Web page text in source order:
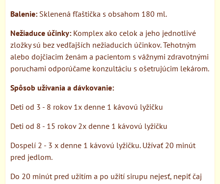
Balenie: Sklenená fľaštička s obsahom 180 ml.
Nežiaduce účinky: Komplex ako celok a jeho jednotlivé
zložky sú bez vedľajších nežiaducich účinkov. Tehotným
alebo dojčiacim ženám a pacientom s vážnymi zdravotnými
poruchami odporúčame konzultáciu s ošetrujúcim lekárom.
Spôsob užívania a dávkovanie:
Deti od 3 - 8 rokov 1x denne 1 kávovú lyžičku
Deti od 8 - 15 rokov 2x denne 1 kávovú lyžičku
Dospelí 2 - 3 x denne 1 kávovú lyžičku. Užívať 20 minút
pred jedlom.
Do 20 minút pred užitím a po užití sirupu nejesť, nepiť čaj